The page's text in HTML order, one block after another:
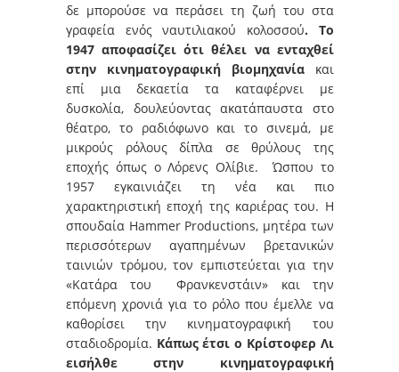
δε μπορούσε να περάσει τη ζωή του στα
γραφεία ενός ναυτιλιακού κολοσσού. Το
1947 αποφασίζει ότι θέλει να ενταχθεί
στην κινηματογραφική βιομηχανίακαι
επί μια δεκαετία τα καταφέρνει με
δυσκολία, δουλεύοντας ακατάπαυστα στο
θέατρο, το ραδιόφωνο και το σινεμά, με
μικρούς ρόλους δίπλα σε θρύλους της
εποχής όπως ο Λόρενς Ολίβιε. Ώσπου το
1957 εγκαινιάζει τη νέα και πιο
χαρακτηριστική εποχή της καριέρας του. Η
σπουδαία Hammer Productions, μητέρα των
περισσότερων αγαπημένων βρετανικών
ταινιών τρόμου, τον εμπιστεύεται για την
«Κατάρα του Φρανκενστάιν» και την
επόμενη χρονιά για το ρόλο που έμελλε να
καθορίσει την κινηματογραφική του
σταδιοδρομία. Κάπως έτσι ο Κρίστοφερ Λι
εισήλθε στην κινηματογραφική